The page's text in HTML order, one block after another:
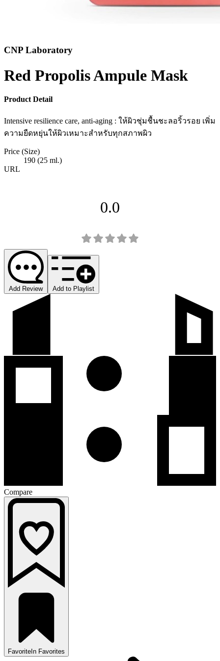
CNP Laboratory
Red Propolis Ampule Mask
Product Detail
Intensive resilience care, anti-aging : ให้ผิวชุ่มชื้นชะลอริ้วรอย เพิ่ม
ความยืดหยุ่นให้ผิวเหมาะสำหรับทุกสภาพผิว
Price (Size)
190 (25 ml.)
URL
0.0
Add Review Add to Playlist
Compare
Favorite In Favorites